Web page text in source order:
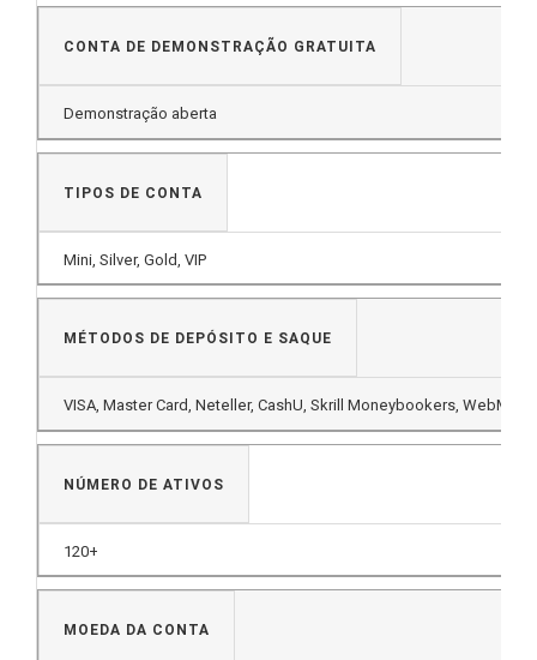
CONTA DE DEMONSTRAÇÃO GRATUITA
Demonstração aberta
TIPOS DE CONTA
Mini, Silver, Gold, VIP
MÉTODOS DE DEPÓSITO E SAQUE
VISA, Master Card, Neteller, CashU, Skrill Moneybookers,
NÚMERO DE ATIVOS
120+
MOEDA DA CONTA